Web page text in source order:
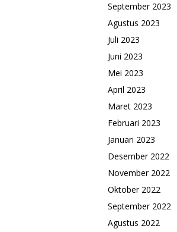
September 2023
Agustus 2023
Juli 2023
Juni 2023
Mei 2023
April 2023
Maret 2023
Februari 2023
Januari 2023
Desember 2022
November 2022
Oktober 2022
September 2022
Agustus 2022